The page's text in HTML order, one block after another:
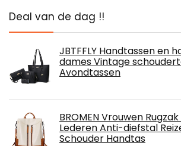
Deal van de dag !!
JBTFFLY Handtassen en
dames Vintage
Avondtassen
BROMEN Vrouwen
Lederen Anti-diefstal
Schouder Handtas